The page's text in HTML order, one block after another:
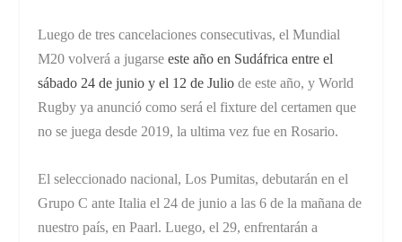
Luego de tres cancelaciones consecutivas, el Mundial
M20 volverá a jugarseeste año en Sudáfrica entre el
sábado 24 de junio y el 12 de Julio de este año, y World
Rugby ya anunció como será el fixture del certamen que
no se juega desde 2019, la ultima vez fue en Rosario.
El seleccionado nacional, Los Pumitas, debutarán en el
Grupo C ante Italia el 24 de junio a las 6 de la mañana de
nuestro país, en Paarl. Luego, el 29, enfrentarán a